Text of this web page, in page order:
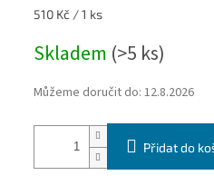
Měrná
510 Kč / 1 ks
Skladem (>5 ks)
Můžeme doručit do: 12.8.2026
Přidat do